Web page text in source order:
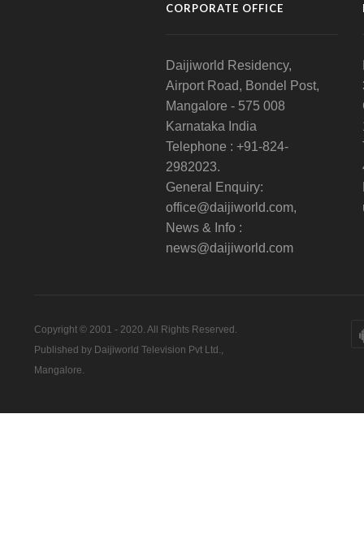
CORPORATE OFFICE
Daijiworld Residency,
Airport Road, Bondel Post,
Mangalore - 575 008
Karnataka India
Telephone : +91-824-
2982023.
General Enquiry:
office@daijiworld.com,
News & Info :
news@daijiworld.com
Copyright © 2001 - 2020. All Rights Reserved.
Published by Daijiworld Television Pvt Ltd.,
Mangalore.